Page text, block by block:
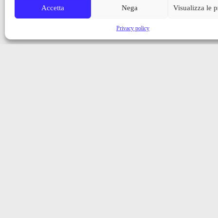
Accetta Nega Visualizza le
Privacy policy